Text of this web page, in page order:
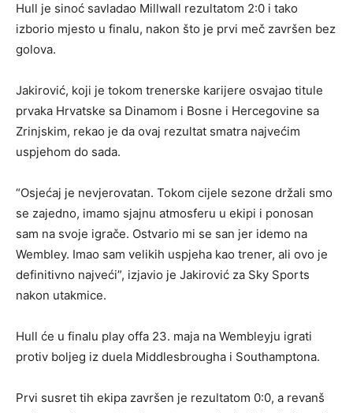
Hull je sinoć savladao Millwall rezultatom 2:0 i tako
izborio mjesto u finalu, nakon što je prvi meč završen bez
golova.
Jakirović, koji je tokom trenerske karijere osvajao titule
prvaka Hrvatske sa Dinamom i Bosne i Hercegovine sa
Zrinjskim, rekao je da ovaj rezultat smatra najvećim
uspjehom do sada.
“Osjećaj je nevjerovatan. Tokom cijele sezone držali smo
se zajedno, imamo sjajnu atmosferu u ekipi i ponosan
sam na svoje igrače. Ostvario mi se san jer idemo na
Wembley. Imao sam velikih uspjeha kao trener, ali ovo je
definitivno najveći”, izjavio je Jakirović za Sky Sports
nakon utakmice.
Hull će u finalu play offa 23. maja na Wembleyju igrati
protiv boljeg iz duela Middlesbrougha i Southamptona.
Prvi susret tih ekipa završen je rezultatom 0:0, a revanš